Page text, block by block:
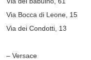
Via Bocca di Leone, 15
Via dei Condotti, 13
– Versace